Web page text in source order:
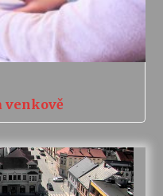
venkově